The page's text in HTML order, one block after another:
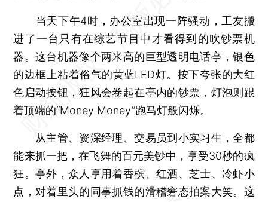
当天下午4时，办公室出现一阵骚动，工友搬
进了一台只有在综艺节目中才看得到的吹钞票机
器。这台机器像个两米高的巨型透明电话亭，银色
的边框上粘着俗气的黄蓝LED灯。按下夸张的大红
色启动按钮，狂风会卷起在亭内的钞票，灯泡则跟
着顶端的“Money Money”跑马灯般闪烁。
从主管、资深经理、交易员到小实习生，全都
能来抓一把，在飞舞的百元美钞中，享受30秒的疯
狂。亭外，众人享用着香槟、红酒、芝士、冷虾小
点，对着里头的同事抓钱的滑稽窘态拍案大笑。这